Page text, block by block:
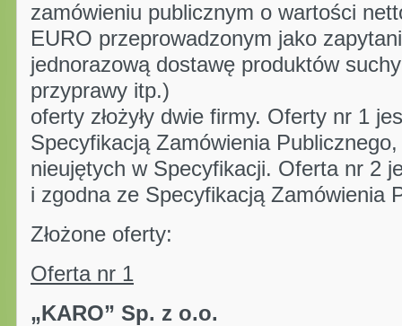
zamówieniu publicznym o wartości
EURO przeprowadzonym jako
jednorazową dostawę produktów
przyprawy itp.)
oferty złożyły dwie firmy. Oferty nr 1
Specyfikacją Zamówienia
nieujętych w Specyfikacji. Oferta nr 2
i zgodna ze Specyfikacją Zamówienia
Złożone oferty:
Oferta nr 1
„KARO” Sp.